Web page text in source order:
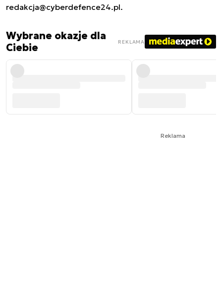
redakcja@cyberdefence24.pl.
Wybrane okazje dla
Ciebie
REKLAMA
Reklama